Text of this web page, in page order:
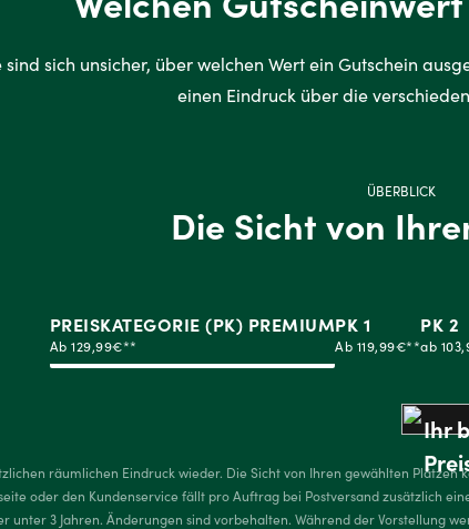
sind sich un­si­cher, über wel­chen Wert ein Gut­schein
einen Eindruck über die
ÜBERBLICK
Die Sicht von
PREISKATEGORIE (PK) PREMIUM
Ab 129,99€**
PK 1
Ab 119,99€**
PK 2
ab
Ihr
räumlichen Eindruck wieder. Die Sicht von Ihren gewählten Plätzen
oder den Kundenservice fällt pro Auftrag bei Postversand zusätzlich
unter 3 Jahren. Änderungen sind vorbehalten. Während der Vorstellung